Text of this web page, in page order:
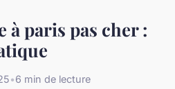
à paris pas cher :
•6 min de lecture